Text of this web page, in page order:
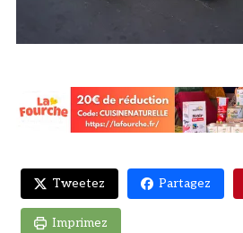
Tweetez Partagez
Imprimez